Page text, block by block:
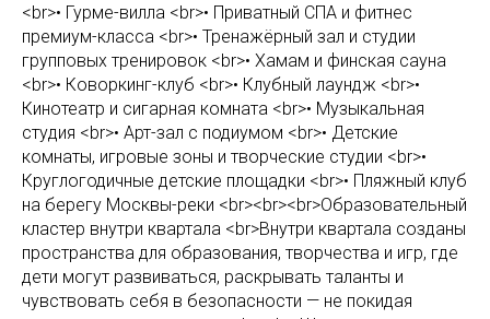
<br>• Гурме-вилла <br>• Приватный СПА и фитнес
премиум-класса <br>• Тренажёрный зал и студии
групповых тренировок <br>• Хамам и финская сауна
<br>• Коворкинг-клуб <br>• Клубный лаундж <br>•
Кинотеатр и сигарная комната <br>• Музыкальная
студия <br>• Арт-зал с подиумом <br>• Детские
комнаты, игровые зоны и творческие студии <br>•
Круглогодичные детские площадки <br>• Пляжный клуб
на берегу Москвы-реки <br><br><br>Образовательный
кластер внутри квартала <br>Внутри квартала созданы
пространства для образования, творчества и игр, где
дети могут развиваться, раскрывать таланты и
чувствовать себя в безопасности — не покидая